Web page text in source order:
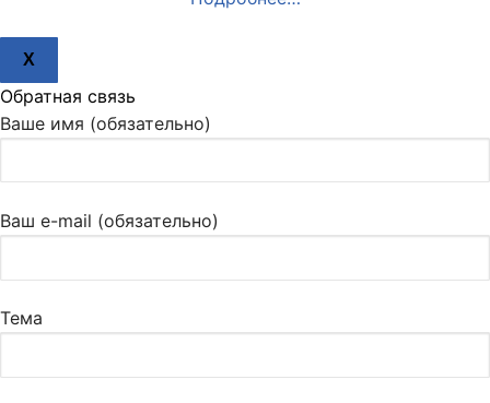
X
Обратная связь
Ваше имя (обязательно)
Ваш e-mail (обязательно)
Тема